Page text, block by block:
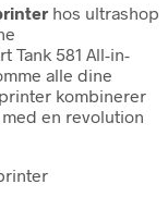
hos ultrashop
Tank 581 All-in-
alle dine
kombinerer
en revolution